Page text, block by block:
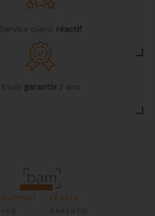
Service client réactif
Etuis garantis2 ans
SUPPORT
FAQ
LÉGALE
GARANTIE